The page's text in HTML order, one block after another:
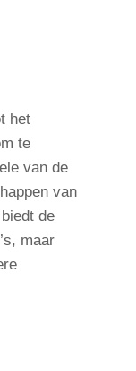
het
te
van de
van
de
maar